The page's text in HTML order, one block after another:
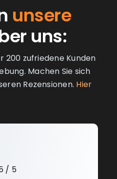
unsere
uns:
200 zufriedene Kunden
Machen Sie sich
Rezensionen. Hier
/ 5